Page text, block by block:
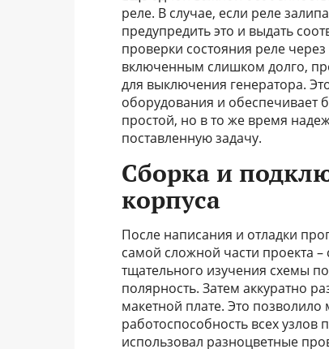
реле. В случае, если реле
предупредить это и выдать
проверки состояния реле
включенным слишком долго,
для выключения генератора.
оборудования и обеспечивает
простой, но в то же время
поставленную задачу.
Сборка и
корпуса
После написания и отладки
самой сложной части проекта
тщательного изучения схемы
полярность. Затем аккуратно
макетной плате. Это
работоспособность всех
использовал разноцветные